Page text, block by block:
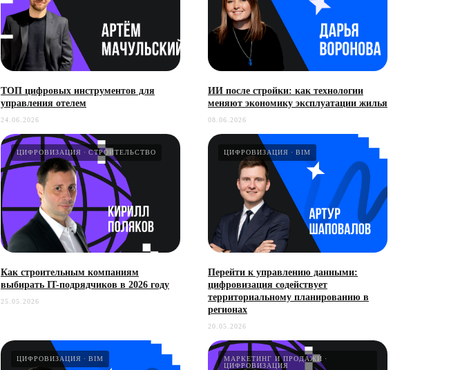
ТОП цифровых инструментов для
управления отелем
24.06.2026
ИИ после стройки: как технологии
меняют экономику эксплуатации жилья
08.06.2026
ЦИФРОВИЗАЦИЯ СТРОИТЕЛЬСТВО
Как строительным компаниям
выбирать IT-подрядчиков в 2026 году
25.05.2026
ЦИФРОВИЗАЦИЯ BIM
Перейти к управлению данными:
цифровизация содействует
территориальному планированию в
регионах
20.05.2026
ЦИФРОВИЗАЦИЯ BIM
МАРКЕТИНГ И ПРОДАЖИ
ЦИФРОВИЗАЦИЯ